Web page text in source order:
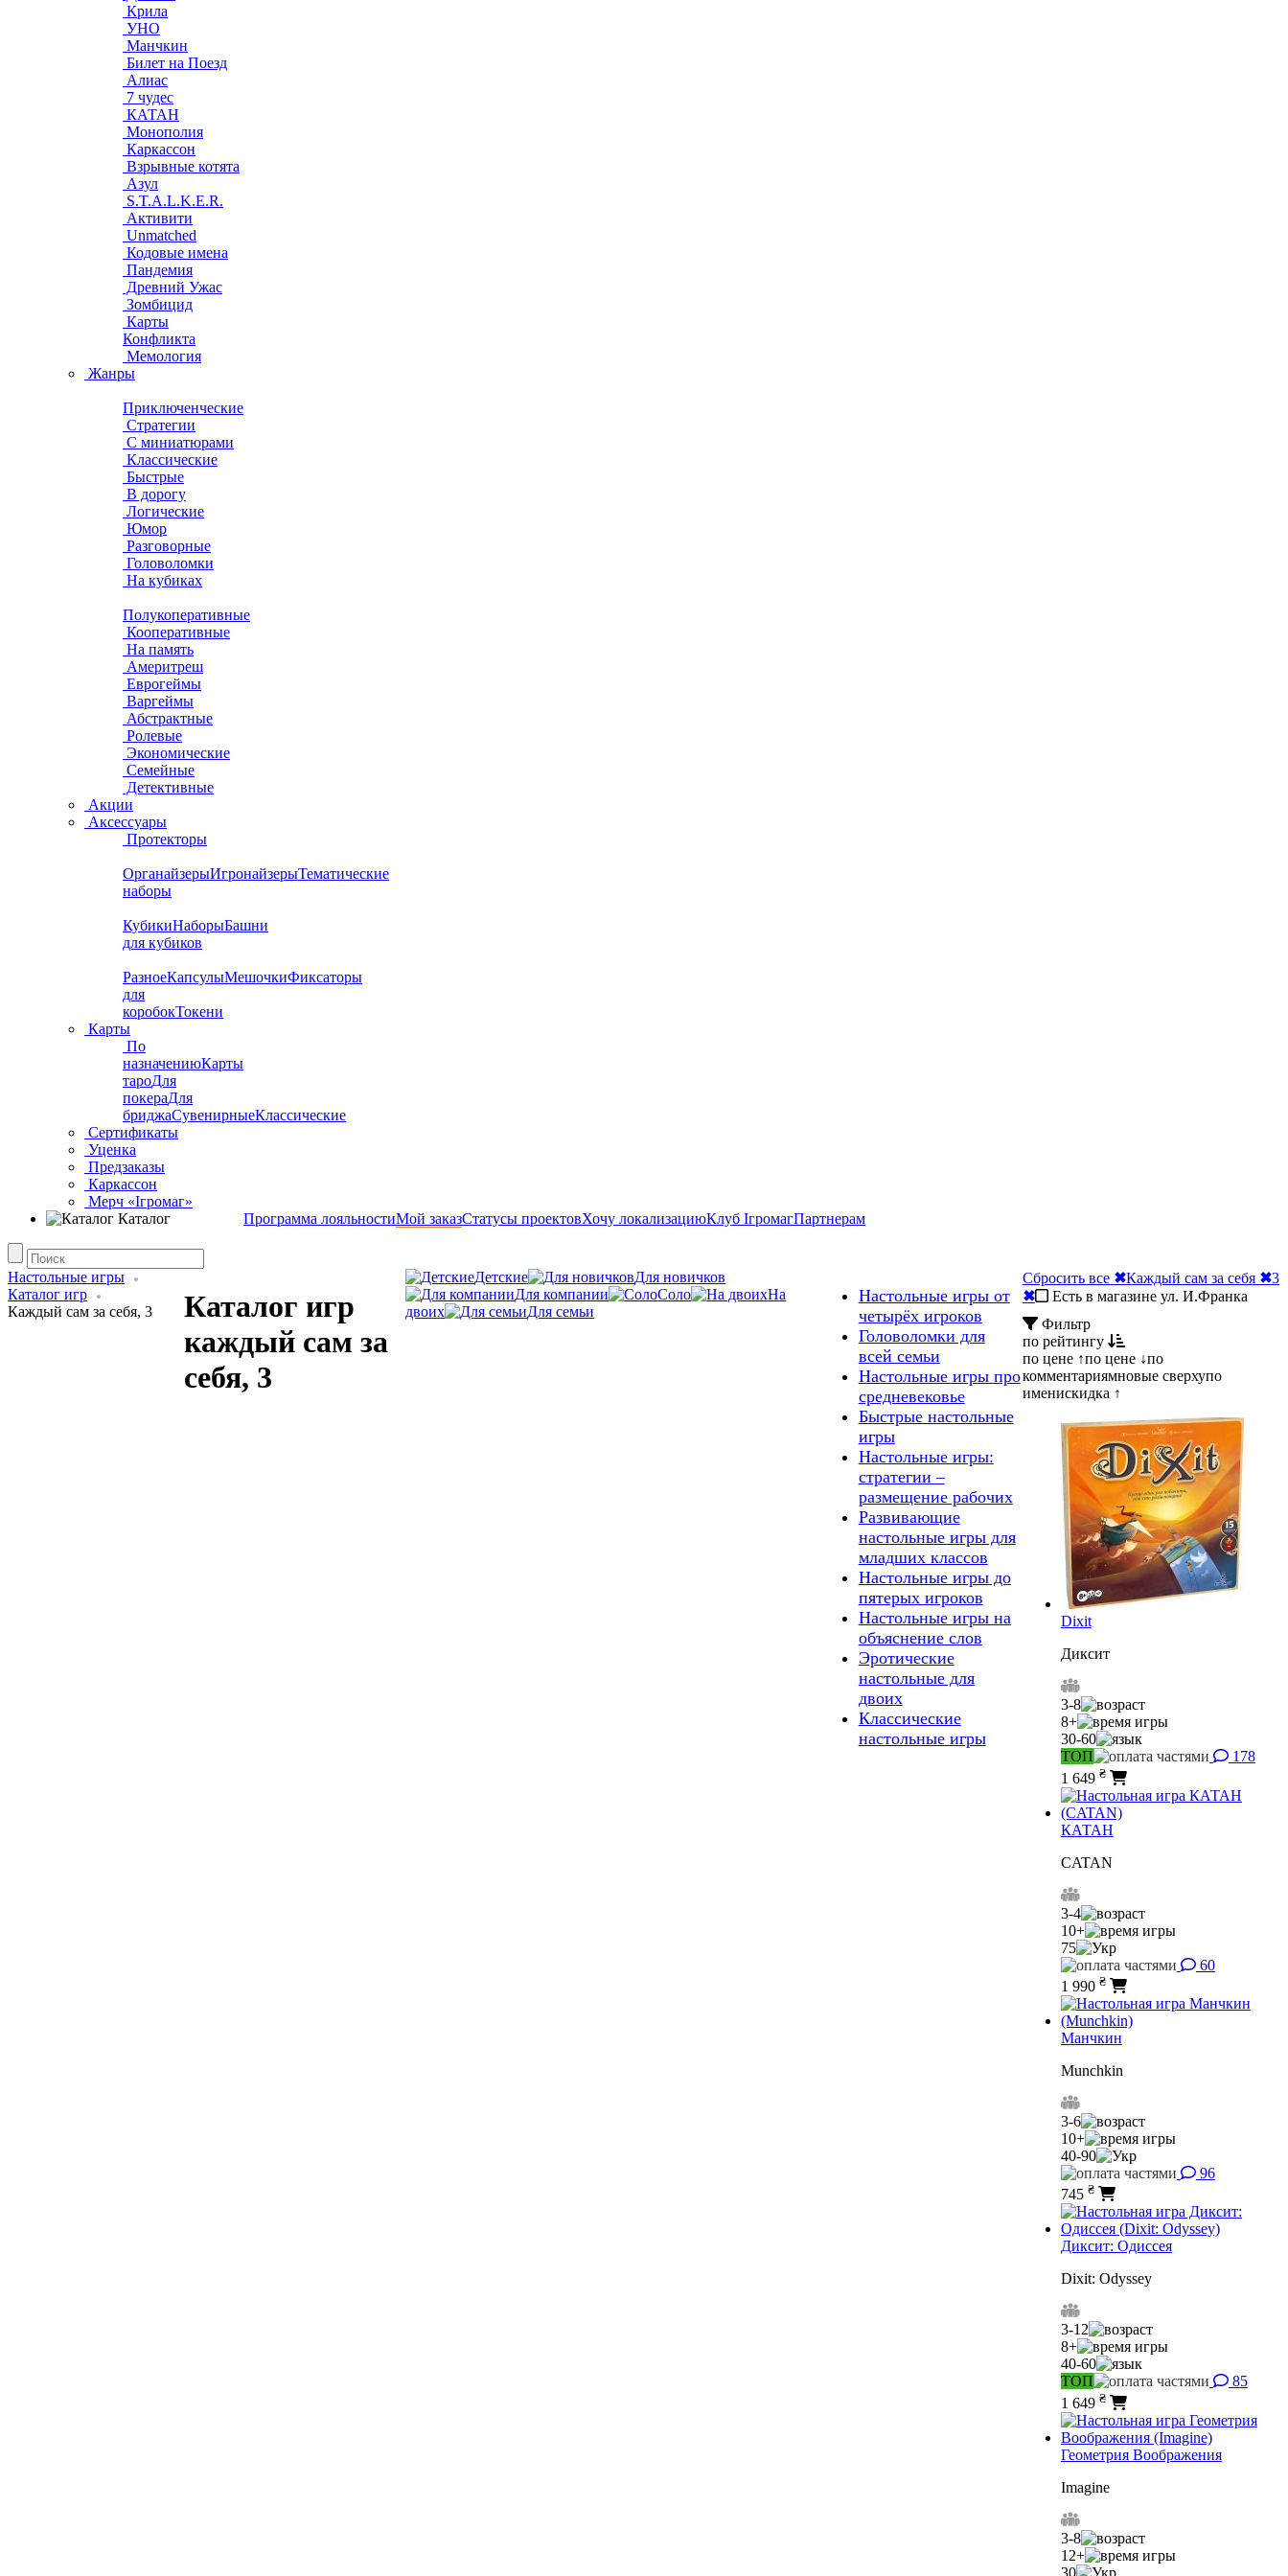
Крила
УНО
Манчкин
Билет на Поезд
Алиас
7 чудес
КАТАН
Монополия
Каркассон
Взрывные котята
Азул
S.T.A.L.K.E.R.
Активити
Unmatched
Кодовые имена
Пандемия
Древний Ужас
Зомбицид
Карты
Конфликта
Мемология
Жанры
Приключенческие
Стратегии
С миниатюрами
Классические
Быстрые
В дорогу
Логические
Юмор
Разговорные
Головоломки
На кубиках
Полукоперативные
Кооперативные
На память
Америтреш
Еврогеймы
Варгеймы
Абстрактные
Ролевые
Экономические
Семейные
Детективные
Акции
Аксессуары
Протекторы
ОрганайзерыИгронайзерыТематические
наборы
КубикиНаборыБашни
для кубиков
РазноеКапсулыМешочкиФиксаторы
для
коробокТокени
Карты
По
назначениюКарты
тароДля
покераДля
бриджаСувенирныеКлассические
Сертификаты
Уценка
Предзаказы
Каркассон
Мерч «Ігромаг»
Каталог
Программа лояльностиМой заказСтатусы проектовХочу локализациюКлуб ІгромагПартнерам
Настольные игры
Каталог игр
Каждый сам за себя, 3
Каталог игр
каждый сам за
себя, 3
Детские
Для новичков
Для компании
Соло
На
двоих
Для семьи
Настольные игры от
четырёх игроков
Головоломки для
всей семьи
Настольные игры про
средневековье
Быстрые настольные
игры
Настольные игры:
стратегии –
размещение рабочих
Развивающие
настольные игры для
младших классов
Настольные игры до
пятерых игроков
Настольные игры на
объяснение слов
Эротические
настольные для
двоих
Классические
настольные игры
Сбросить все ✖Каждый сам за себя ✖3
✖
Есть в магазине ул. И.Франка
Фильтр
по рейтингу
по цене ↑по цене ↓по
комментариямновые сверхупо
именискидка ↑
Dixit
Диксит
3-8
8+
30-60
ТОП
178
1 649 ₴
КАТАН
CATAN
3-4
10+
75
60
1 990 ₴
Манчкин
Munchkin
3-6
10+
40-90
96
745 ₴
Диксит: Одиссея
Dixit: Odyssey
3-12
8+
40-60
ТОП
85
1 649 ₴
Геометрия Воображения
Imagine
3-8
12+
30